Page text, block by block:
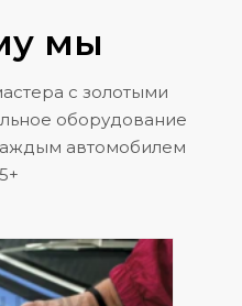
мы
с золотыми
оборудование
автомобилем